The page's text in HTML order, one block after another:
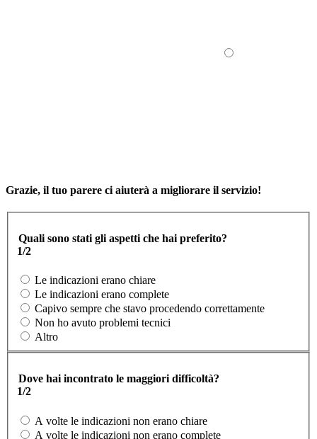
Grazie, il tuo parere ci aiuterà a migliorare il servizio!
Quali sono stati gli aspetti che hai preferito?
1/2
Le indicazioni erano chiare
Le indicazioni erano complete
Capivo sempre che stavo procedendo correttamente
Non ho avuto problemi tecnici
Altro
Dove hai incontrato le maggiori difficoltà?
1/2
A volte le indicazioni non erano chiare
A volte le indicazioni non erano complete